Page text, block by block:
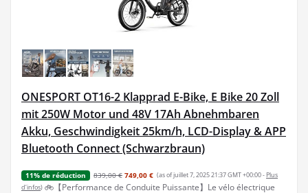
ONESPORT OT16-2 Klapprad E-Bike, E Bike 20 Zoll
mit 250W Motor und 48V 17Ah Abnehmbaren
Akku, Geschwindigkeit 25km/h, LCD-Display & APP
Bluetooth Connect (Schwarzbraun)
11% de réduction 839,00 € 749,00 € (as of juillet 7, 2025 21:37 GMT +00:00 - Plus
d’infos) 🚲【Performance de Conduite Puissante】Le vélo électrique